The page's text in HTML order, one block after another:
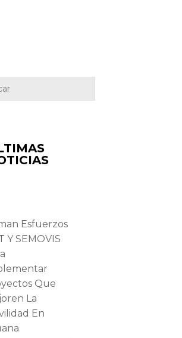
Esfuerzos
Y SEMOVIS
Que
La
En